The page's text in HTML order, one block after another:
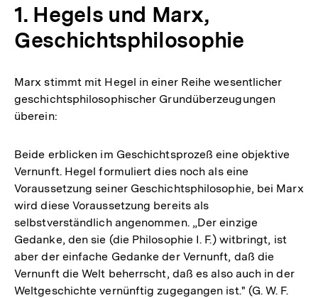
1. Hegels und Marx,
Geschichtsphilosophie
Marx stimmt mit Hegel in einer Reihe wesentlicher
geschichtsphilosophischer Grundüberzeugungen
überein:
Beide erblicken im Geschichtsprozeß eine objektive
Vernunft. Hegel formuliert dies noch als eine
Voraussetzung seiner Geschichtsphilosophie, bei Marx
wird diese Voraussetzung bereits als
selbstverständlich angenommen. „Der einzige
Gedanke, den sie (die Philosophie I. F.) witbringt, ist
aber der einfache Gedanke der Vernunft, daß die
Vernunft die Welt beherrscht, daß es also auch in der
Weltgeschichte vernünftig zugegangen ist." (G. W. F.